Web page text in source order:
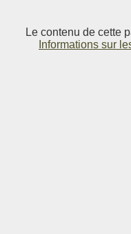
Le contenu de cette
Informations sur